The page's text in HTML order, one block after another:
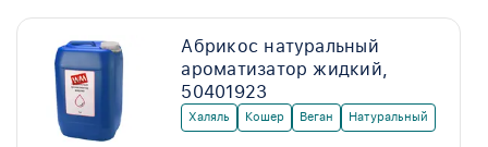
Абрикос натуральный
ароматизатор жидкий,
50401923
Халяль Кошер Веган Натуральный